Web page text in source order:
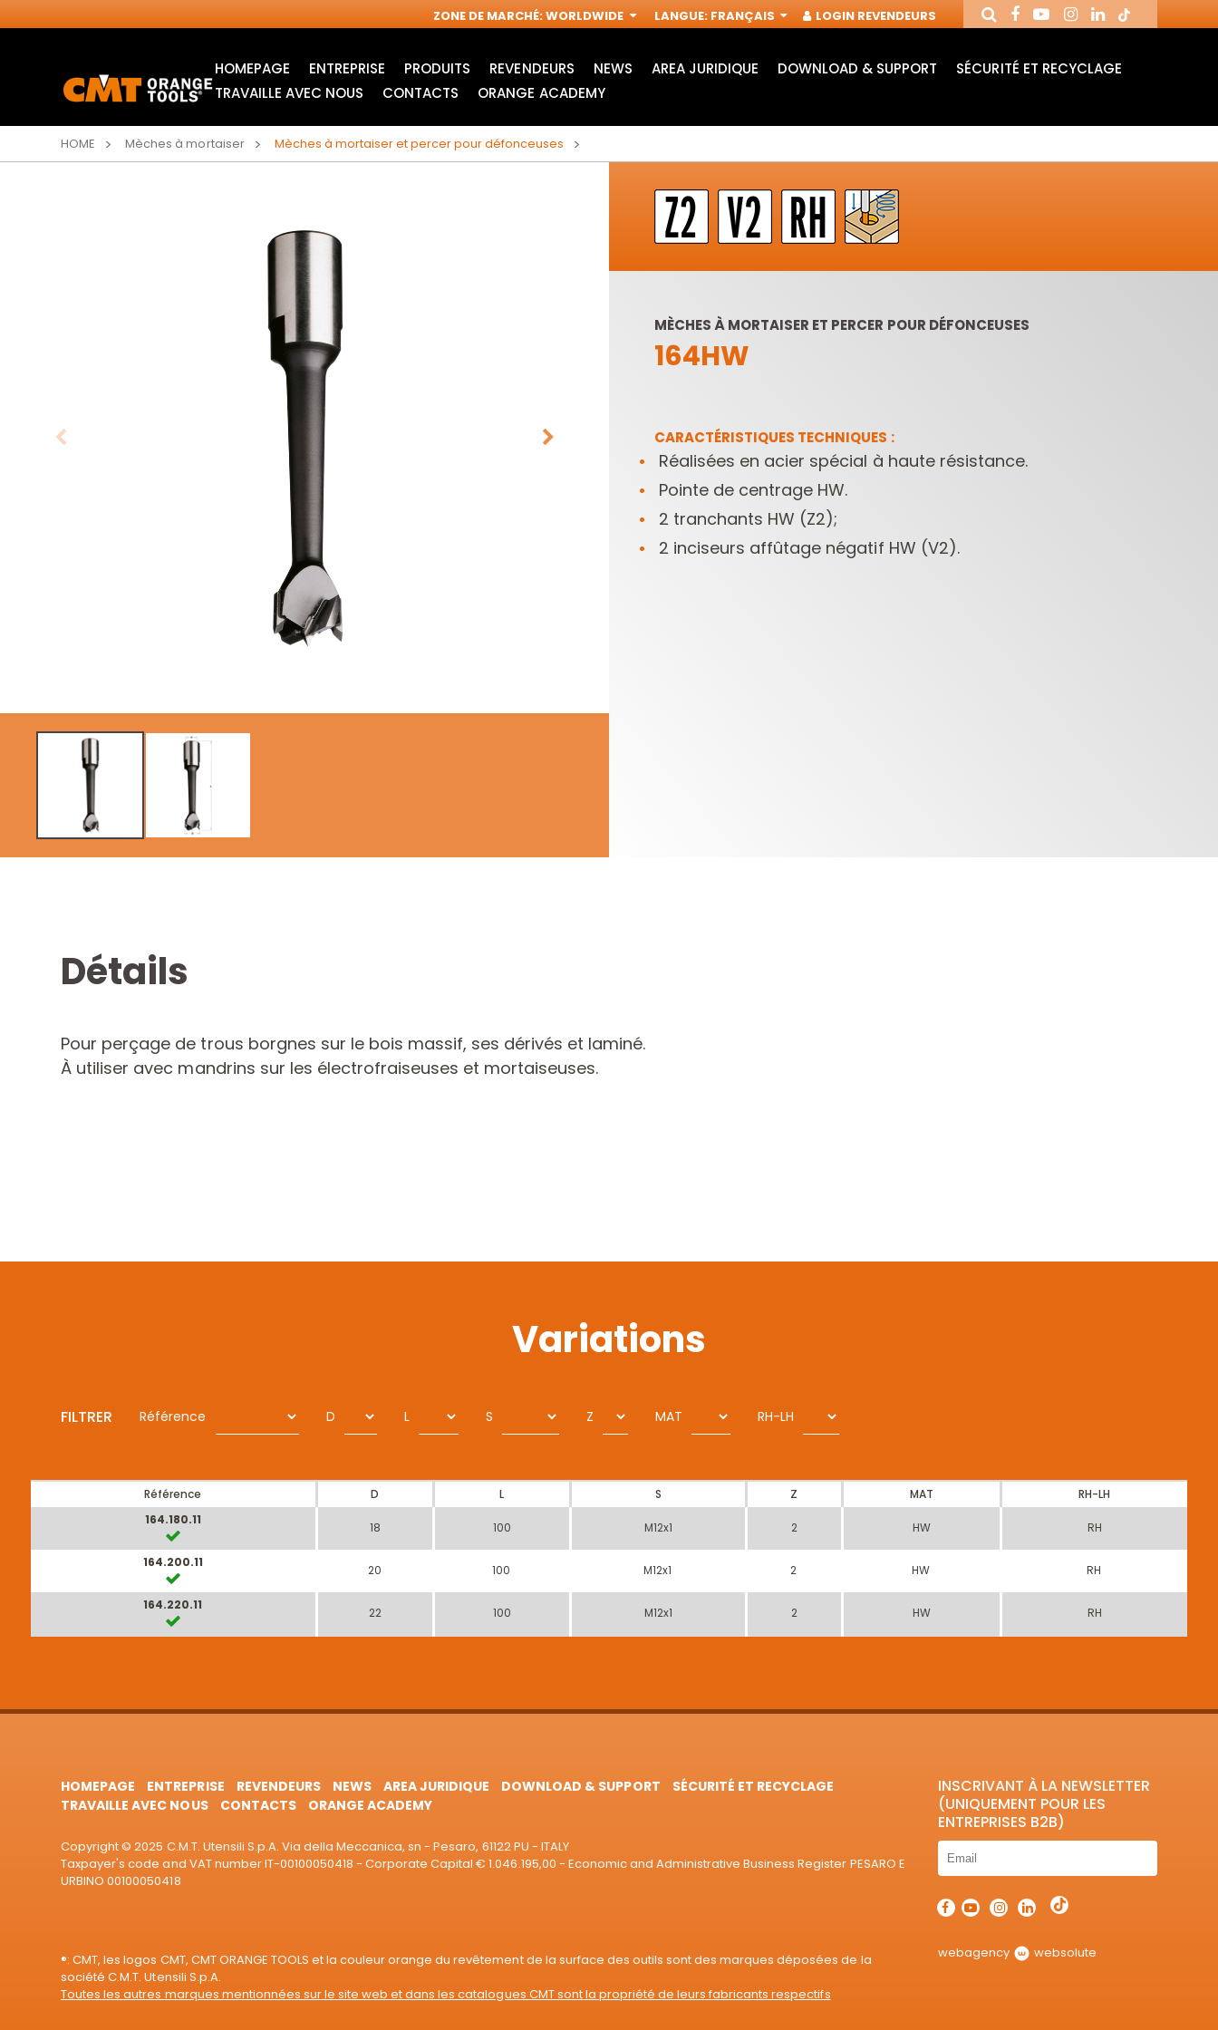
ZONE DE MARCHÉ:WORLDWIDE LANGUE: FRANÇAIS LOGIN REVENDEURS
HOMEPAGE ENTREPRISE PRODUITS
LAMES POUR SCIE
SAUTEUSE
LAMES DE SCIES
SABRES
FRAISES
INDUSTRIELLES POUR
REVENDEURS NEWS AREA JURIDIQUE DOWNLOAD & SUPPORT
SÉCURITÉ ET RECYCLAGE
TRAVAILLE AVEC NOUS
CONTACTS ORANGE ACADEMY
HOME Mèches à mortaiser Mèches à mortaiser et percer pour défonceuses
MÈCHES À MORTAISER ET PERCER POUR DÉFONCEUSES
164HW
CARACTÉRISTIQUES TECHNIQUES :
Réalisées en acier spécial à haute résistance.
Pointe de centrage HW.
2 tranchants HW (Z2);
2 inciseurs affûtage négatif HW (V2).
Détails
Pour perçage de trous borgnes sur le bois massif, ses dérivés et laminé.
À utiliser avec mandrins sur les électrofraiseuses et mortaiseuses.
Variations
FILTRER Référence D L S Z MAT RH-LH
Référence D L S Z MAT
RH-LH
164.180.11
18 100 M12x1 2 HW RH
164.200.11
20 100 M12x1 2 HW RH
164.220.11
22 100 M12x1 2 HW RH
HOMEPAGE ENTREPRISE REVENDEURS NEWS AREA JURIDIQUE DOWNLOAD & SUPPORT
SÉCURITÉ ET RECYCLAGE
TRAVAILLE AVEC NOUS
CONTACTS ORANGE ACADEMY
Copyright © 2025 C.M.T. Utensili S.p.A. Via della Meccanica, sn - Pesaro, 61122 PU - ITALY
Taxpayer's code and VAT number IT-00100050418 - Corporate Capital € 1.046.195,00 - Economic and Administrative Business Register PESARO E
URBINO 00100050418
®: CMT, les logos CMT, CMT ORANGE TOOLS et la couleur orange du revêtement de la surface des outils sont des marques déposées de la
société C.M.T. Utensili S.p.A.
Toutes les autres marques mentionnées sur le site web et dans les catalogues CMT sont la propriété de leurs fabricants respectifs
INSCRIVANT À LA NEWSLETTER
(UNIQUEMENT POUR LES
ENTREPRISES B2B)
webagency websolute